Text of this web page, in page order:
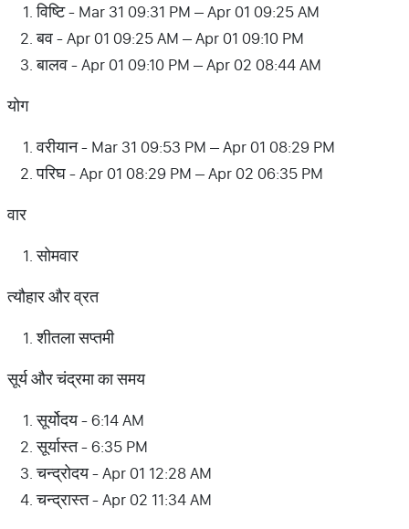
विष्टि - Mar 31 09:31 PM – Apr 01 09:25 AM
बव - Apr 01 09:25 AM – Apr 01 09:10 PM
बालव - Apr 01 09:10 PM – Apr 02 08:44 AM
योग
वरीयान - Mar 31 09:53 PM – Apr 01 08:29 PM
परिघ - Apr 01 08:29 PM – Apr 02 06:35 PM
वार
सोमवार
त्यौहार और व्रत
शीतला सप्तमी
सूर्य और चंद्रमा का समय
सूर्योदय - 6:14 AM
सूर्यास्त - 6:35 PM
चन्द्रोदय - Apr 01 12:28 AM
चन्द्रास्त - Apr 02 11:34 AM